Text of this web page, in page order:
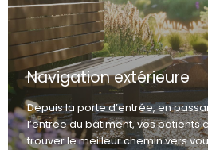
Navigation extérieure
Depuis la porte d’entrée, en
l’entrée du bâtiment, vos patients
trouver le meilleur chemin vers